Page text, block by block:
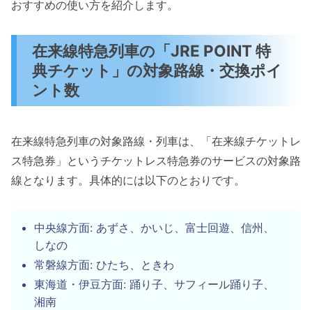
おすすめの使い方を紹介します。
在来線特急列車の「JRE POINT 特
典チケット」の対象路線・交換ポイ
ント数
在来線特急列車の対象路線・列車は、「在来線チケットレ
ス特急券」というチケットレス特急券のサービスの対象路
線となります。具体的には以下のとおりです。
中央線方面: あずさ、かいじ、富士回遊、信州、
しなの
常磐線方面: ひたち、ときわ
東海道・伊豆方面: 踊り子、サフィール踊り子、
湘南